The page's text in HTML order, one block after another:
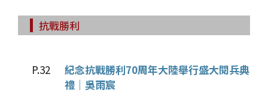
抗戰勝利
P.32
紀念抗戰勝利70周年大陸舉行盛大閱兵典
禮｜吳雨宸